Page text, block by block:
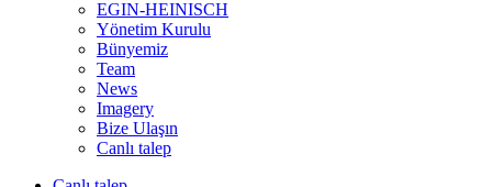
EGIN-HEINISCH
Yönetim Kurulu
Bünyemiz
Team
News
Imagery
Bize Ulaşın
Canlı talep